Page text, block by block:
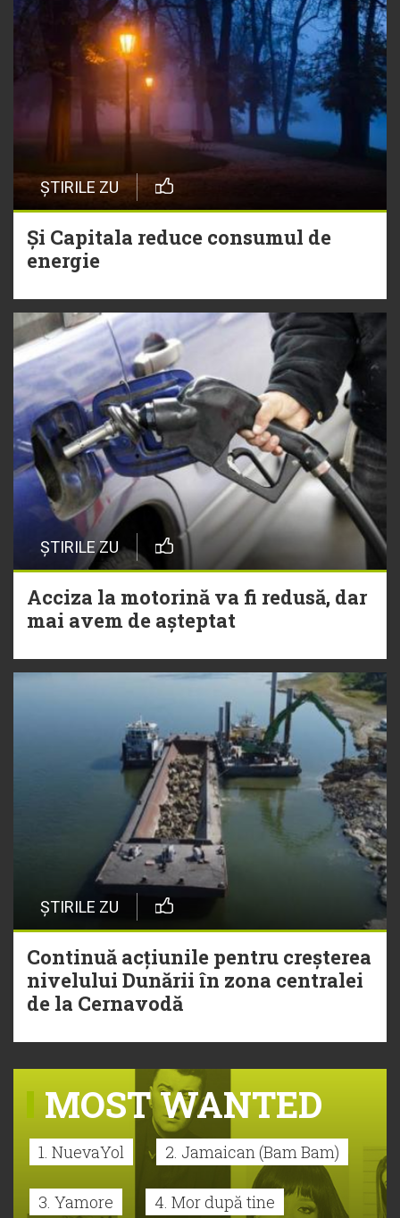
ȘTIRILE ZU
Și Capitala reduce consumul de
energie
ȘTIRILE ZU
Acciza la motorină va fi redusă, dar
mai avem de așteptat
ȘTIRILE ZU
Continuă acțiunile pentru creșterea
nivelului Dunării în zona centralei
de la Cernavodă
MOST WANTED
1. NuevaYol 2. Jamaican (Bam Bam)
3. Yamore 4. Mor după tine